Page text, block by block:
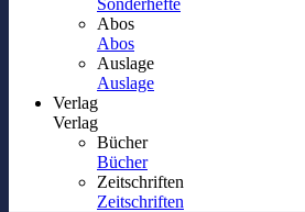
Sonderhefte
Abos
Abos
Auslage
Auslage
Verlag
Verlag
Bücher
Bücher
Zeitschriften
Zeitschriften